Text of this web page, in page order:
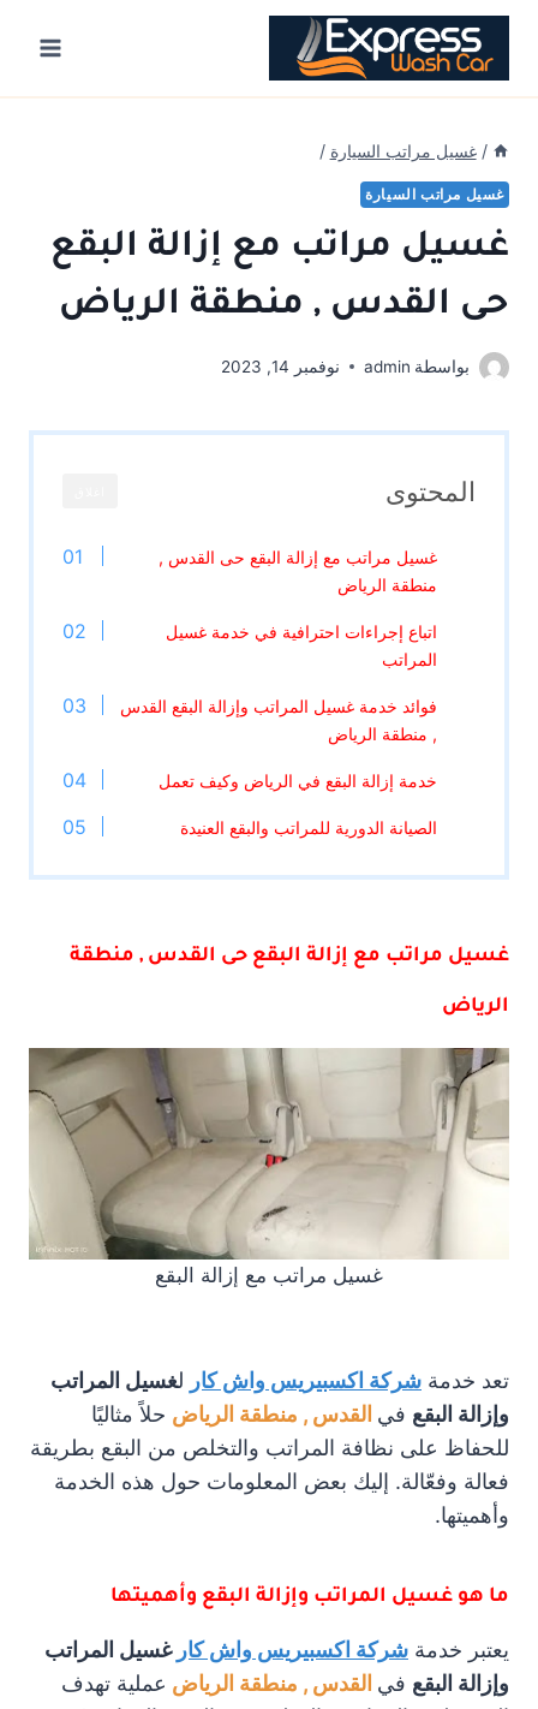
Skip
content
/ غسيل مراتب السيارة /
غسيل مراتب السيارة
غسيل مراتب مع إزالة البقع
حى القدس , منطقة الرياض
بواسطة admin نوفمبر 14, 2023
المحتوى
غسيل مراتب مع إزالة البقع حى القدس ,
منطقة الرياض
اتباع إجراءات احترافية في خدمة غسيل
المراتب
فوائد خدمة غسيل المراتب وإزالة البقع القدس
, منطقة الرياض
خدمة إزالة البقع في الرياض وكيف تعمل
الصيانة الدورية للمراتب والبقع العنيدة
غسيل مراتب مع إزالة البقع حى القدس , منطقة
الرياض
غسيل مراتب مع إزالة البقع
تعد خدمة شركة اكسبيريس واش كار لغسيل المراتب
وإزالة البقع في القدس , منطقة الرياض حلاً مثاليًا
للحفاظ على نظافة المراتب والتخلص من البقع بطريقة
فعالة وفعّالة. إليك بعض المعلومات حول هذه الخدمة
وأهميتها.
ما هو غسيل المراتب وإزالة البقع وأهميتها
يعتبر خدمة شركة اكسبيريس واش كار غسيل المراتب
وإزالة البقع في القدس , منطقة الرياض عملية تهدف